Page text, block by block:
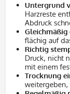
Untergrund
Harzreste
Abdruck
Gleichmäßig
flächig auf
Richtig
Druck, nicht
mit einem
Trocknung
weitergeben,